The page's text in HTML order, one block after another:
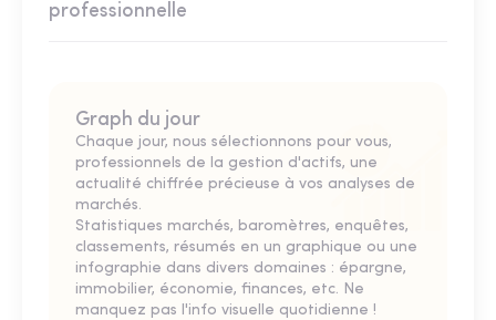
professionnelle
Graph du jour
Chaque jour, nous sélectionnons pour vous,
professionnels de la gestion d'actifs, une
actualité chiffrée précieuse à vos analyses de
marchés.
Statistiques marchés, baromètres, enquêtes,
classements, résumés en un graphique ou une
infographie dans divers domaines : épargne,
immobilier, économie, finances, etc. Ne
manquez pas l'info visuelle quotidienne !